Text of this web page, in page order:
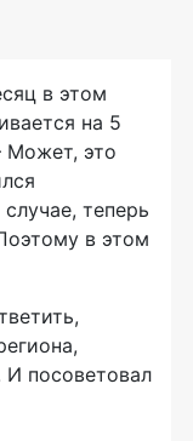
в этом
на 5
Может, это
теперь
в этом
посоветовал